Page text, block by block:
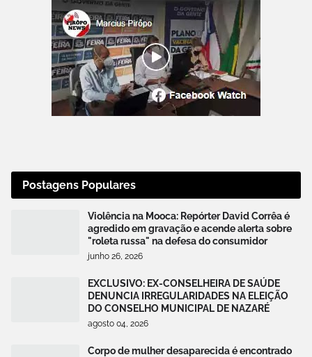
Postagens Populares
Violência na Mooca: Repórter David Corrêa é
agredido em gravação e acende alerta sobre
"roleta russa" na defesa do consumidor
junho 26, 2026
EXCLUSIVO: EX-CONSELHEIRA DE SAÚDE
DENUNCIA IRREGULARIDADES NA ELEIÇÃO
DO CONSELHO MUNICIPAL DE NAZARÉ
agosto 04, 2026
Corpo de mulher desaparecida é encontrado